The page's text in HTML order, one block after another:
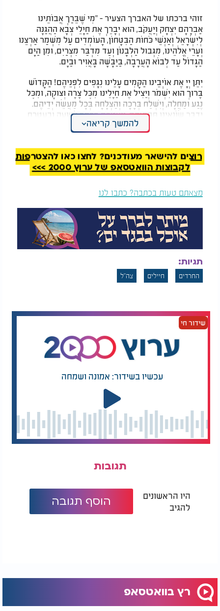
זוהי ברכתו של האברך הצעיר - "מִי שֶׁבֵּרַךְ אֲבוֹתֵינוּ
אַבְרָהָם יִצְחָק וְיַעֲקֹב, הוּא יְבָרֵךְ אֶת חַיָּלֵי צְבָא הַהֲגַנָּה
לְיִשְׂרָאֵל וְאַנְשֵׁי כֹּחוֹת הַבִּטָּחוֹן, הָעוֹמְדִים עַל מִשְׁמַר אַרְצֵנוּ
וְעָרֵי אֱלֹהֵינוּ, מִגְּבוּל הַלְּבָנוֹן וְעַד מִדְבַּר מִצְרַיִם, וּמִן הַיָּם
הַגָּדוֹל עַד לְבוֹא הָעֲרָבָה, בַּיַּבָּשָׁה בָּאֲוִיר וּבַיָּם.
יִתֵּן יְיָ אֶת אוֹיְבֵינוּ הַקָּמִים עָלֵינוּ נִגָּפִים לִפְנֵיהֶם! הַקָּדוֹשׁ
בָּרוּךְ הוּא יִשְׁמֹר וְיַצִּיל אֶת חַיָלֵינוּ מִכׇּל צָרָה וְצוּקָה, וּמִכׇּל
נֶגַע וּמַחֲלָה, וְיִשְׁלַח בְּרָכָה וְהַצְלָחָה בְּכָל מַעֲשֵׂה יְדֵיהֶם.
יַדְבֵּר שׂוֹנְאֵינוּ תַּחְתֵּיהֶם, וִיעַטְּרֵם בְּכֶתֶר יְשׁוּעָה וּבְעֲטֶרֶת
נִצָּחוֹן. וִיקֻיַּם בָּהֶם הַכָּתוּב: "כִּי יְיָ אֱלֹהֵיכֶם הַהֹלֵךְ עִמָּכֶם,
לְהִלָּחֵם לָכֶם עִם אֹיְבֵיכֶם לְהוֹשִׁיעַ אֶתְכֶם". וְנֹאמַר: "אָמֵן".
להמשך קריאה
רוצים להישאר מעודכנים? לחצו כאן להצטרפות
לקבוצות הוואטסאפ של ערוץ 2000 >>>
מצאתם טעות בכתבה? כתבו לנו
תגיות:
החרדים חיילים צה"ל
שידור חי
עכשיו בשידור: אמונה ושמחה
תגובות
היו הראשונים
להגיב
הוסף תגובה
רץ בוואטסאפ